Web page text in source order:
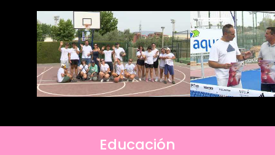
Educación